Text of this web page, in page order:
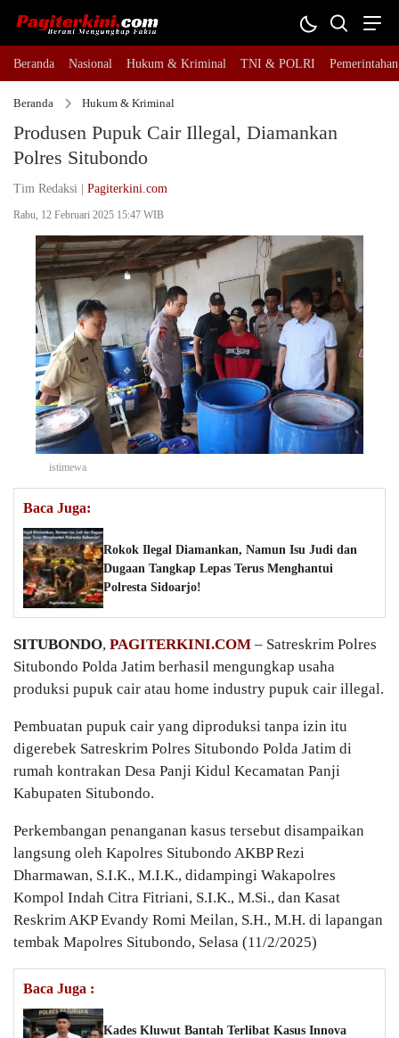
Beranda Nasional Hukum & Kriminal TNI & POLRI Pemerintahan
Beranda Hukum & Kriminal
Produsen Pupuk Cair Illegal, Diamankan
Polres Situbondo
Tim Redaksi | Pagiterkini.com
Rabu, 12 Februari 2025 15:47 WIB
istimewa
Baca Juga:
Rokok Ilegal Diamankan, Namun Isu Judi dan
Dugaan Tangkap Lepas Terus Menghantui
Polresta Sidoarjo!
SITUBONDO, PAGITERKINI.COM – Satreskrim Polres
Situbondo Polda Jatim berhasil mengungkap usaha
produksi pupuk cair atau home industry pupuk cair illegal.
Pembuatan pupuk cair yang diproduksi tanpa izin itu
digerebek Satreskrim Polres Situbondo Polda Jatim di
rumah kontrakan Desa Panji Kidul Kecamatan Panji
Kabupaten Situbondo.
Perkembangan penanganan kasus tersebut disampaikan
langsung oleh Kapolres Situbondo AKBP Rezi
Dharmawan, S.I.K., M.I.K., didampingi Wakapolres
Kompol Indah Citra Fitriani, S.I.K., M.Si., dan Kasat
Reskrim AKP Evandy Romi Meilan, S.H., M.H. di lapangan
tembak Mapolres Situbondo, Selasa (11/2/2025)
Baca Juga :
Kades Kluwut Bantah Terlibat Kasus Innova